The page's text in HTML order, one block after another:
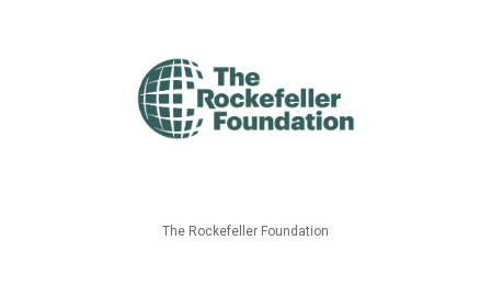
The Rockefeller Foundation